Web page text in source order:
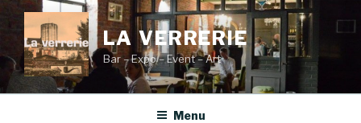
contenu
principal
LA VERRERIE
Bar – Expo – Event – Art
Menu